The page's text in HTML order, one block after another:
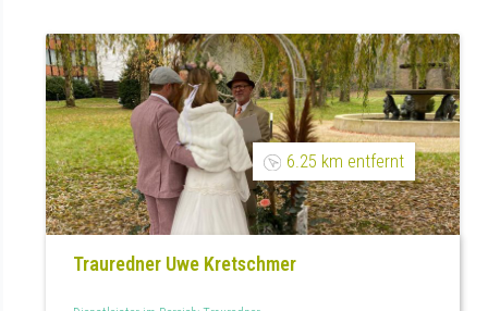
6.25 km entfernt
Trauredner Uwe Kretschmer